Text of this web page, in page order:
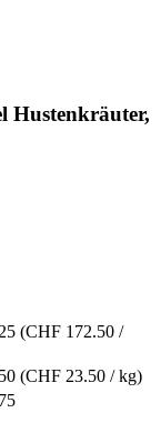
Hustenkräuter,
(CHF 172.50 /
(CHF 23.50 / kg)